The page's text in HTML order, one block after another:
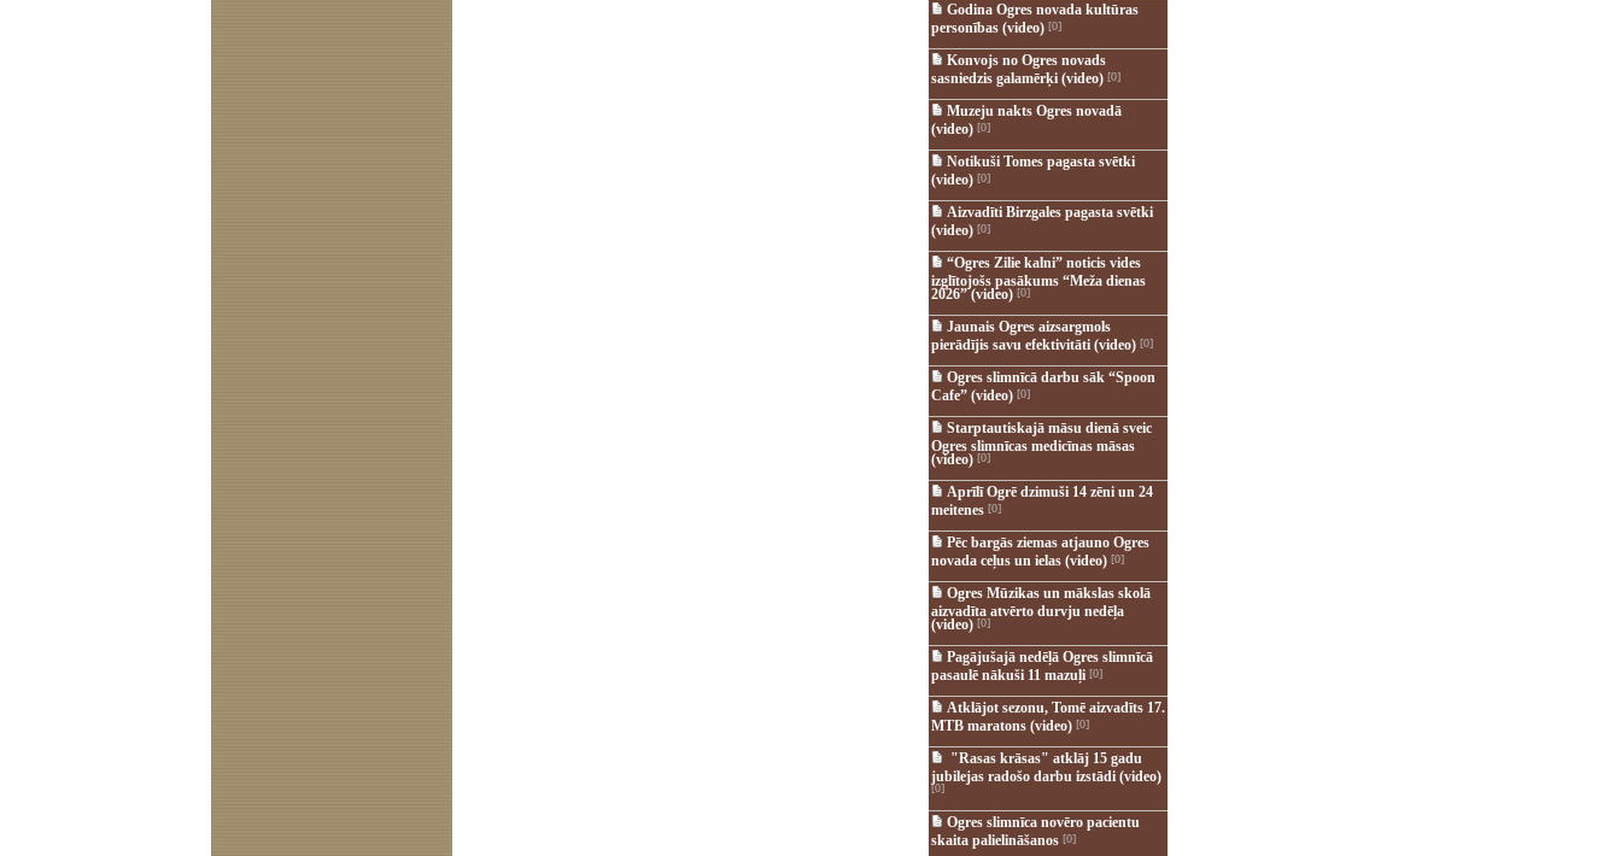
Godina Ogres novada kultūras
personības (video)[0]
Konvojs no Ogres novads
sasniedzis galamērķi (video)[0]
Muzeju nakts Ogres novadā
(video)[0]
Notikuši Tomes pagasta svētki
(video)[0]
Aizvadīti Birzgales pagasta svētki
(video)[0]
“Ogres Zilie kalni” noticis vides
izglītojošs pasākums “Meža dienas
2026” (video)[0]
Jaunais Ogres aizsargmols
pierādījis savu efektivitāti (video)[0]
Ogres slimnīcā darbu sāk “Spoon
Cafe” (video)[0]
Starptautiskajā māsu dienā sveic
Ogres slimnīcas medicīnas māsas
(video)[0]
Aprīlī Ogrē dzimuši 14 zēni un 24
meitenes [0]
Pēc bargās ziemas atjauno Ogres
novada ceļus un ielas (video)[0]
Ogres Mūzikas un mākslas skolā
aizvadīta atvērto durvju nedēļa
(video)[0]
Pagājušajā nedēļā Ogres slimnīcā
pasaulē nākuši 11 mazuļi[0]
Atklājot sezonu, Tomē aizvadīts 17.
MTB maratons (video)[0]
"Rasas krāsas" atklāj 15 gadu
jubilejas radošo darbu izstādi (video)
[0]
Ogres slimnīca novēro pacientu
skaita palielināšanos [0]